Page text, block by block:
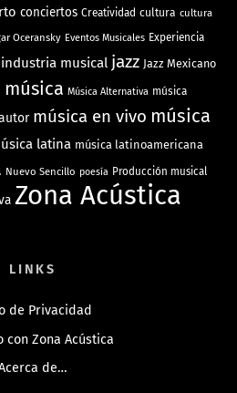
conciertos Creatividad cultura cultura
Oceransky Eventos Musicales Experiencia
industria musical jazz Jazz Mexicano
música Música Alternativa música
música en vivo música
latina música latinoamericana
Nuevo Sencillo poesía Producción musical
Zona Acústica
LINKS
de Privacidad
con Zona Acústica
de…